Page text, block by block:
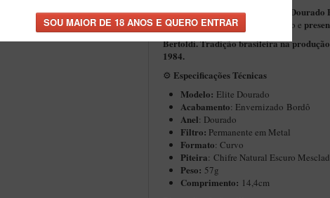
Este modelo integra a linha
Elite Dourado
acabamento refinado, anel dourado e
Bertoldi. Tradição brasileira na produção
1984.
⚙️ Especificações Técnicas
Modelo: Elite Dourado
Acabamento: Envernizado Bordô
Anel: Dourado
Filtro: Permanente em Metal
Formato: Curvo
Piteira: Chifre Natural Escuro
Peso: 57g
Comprimento: 14,4cm